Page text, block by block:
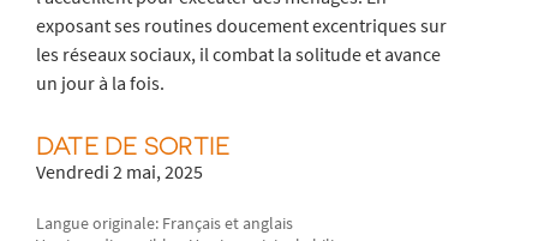
exposant ses routines doucement excentriques sur
les réseaux sociaux, il combat la solitude et avance
un jour à la fois.
DATE DE SORTIE
Vendredi 2 mai, 2025
Langue originale: Français et anglais